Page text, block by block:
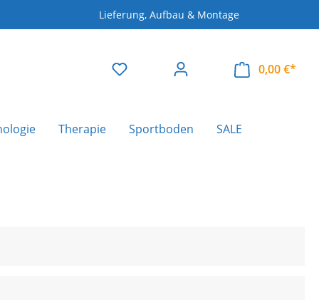
Lieferung, Aufbau & Montage
0,00 €*
Therapie Sportboden SALE